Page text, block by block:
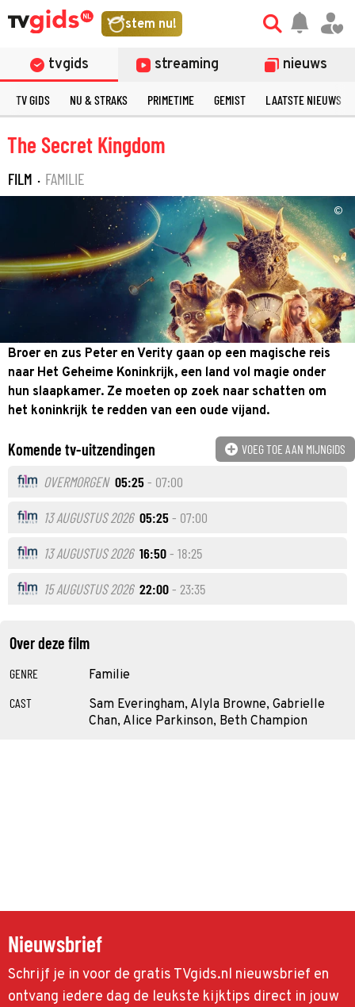
stem nu!
tvgids streaming nieuws
TV GIDS NU & STRAKS PRIMETIME GEMIST LAATSTE NIEUWS
The Secret Kingdom
FILM · FAMILIE
©
Broer en zus Peter en Verity gaan op een magische reis
naar Het Geheime Koninkrijk, een land vol magie onder
hun slaapkamer. Ze moeten op zoek naar schatten om
het koninkrijk te redden van een oude vijand.
Komende tv-uitzendingen VOEG TOE AAN MIJNGIDS
OVERMORGEN 05:25- 07:00
13 AUGUSTUS 2026 05:25- 07:00
13 AUGUSTUS 2026 16:50- 18:25
15 AUGUSTUS 2026 22:00- 23:35
Over deze film
GENRE Familie
CAST
Sam Everingham, Alyla Browne, Gabrielle
Chan, Alice Parkinson, Beth Champion
Nieuwsbrief
Schrijf je in voor de gratis TVgids.nl nieuwsbrief en
ontvang iedere dag de leukste kijktips direct in jouw